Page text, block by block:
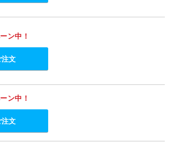
ン中！
注文
ン中！
注文